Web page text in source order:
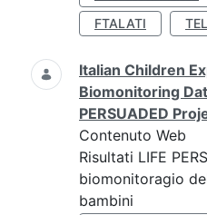
FTALATI
Italian Children
Biomonitoring
PERSUADED
Contenuto Web
Risultati LIFE
biomonitoragio
bambini